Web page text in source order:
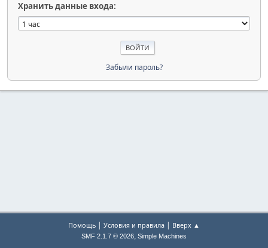
Хранить данные входа:
Забыли пароль?
Помощь | Условия и правила | Вверх ▲
SMF 2.1.7 © 2026, Simple Machines